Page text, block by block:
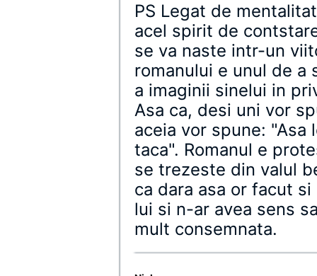
PS Legat de
acel spirit de
se va naste intr-un
romanului e unul de
a imaginii sinelui in
Asa ca, desi uni vor
aceia vor spune:
taca". Romanul e
se trezeste din valul
ca dara asa or facut
lui si n-ar avea sens
mult consemnata.